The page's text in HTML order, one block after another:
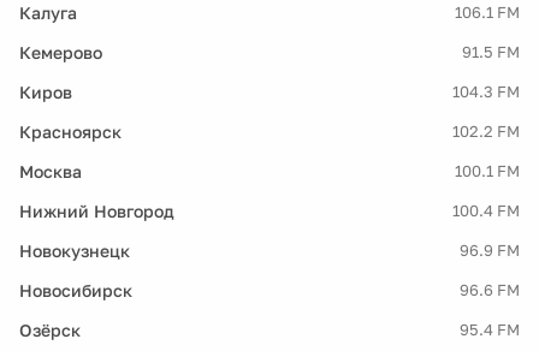
Калуга 106.1 FM
Кемерово 91.5 FM
Киров 104.3 FM
Красноярск 102.2 FM
Москва 100.1 FM
Нижний Новгород 100.4 FM
Новокузнецк 96.9 FM
Новосибирск 96.6 FM
Озёрск 95.4 FM